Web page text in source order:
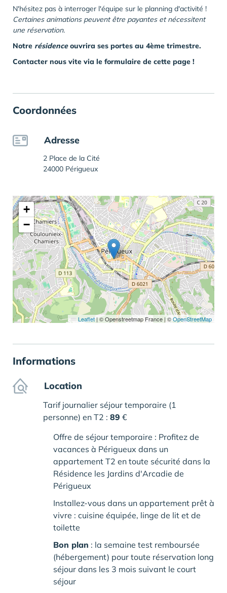
N'hésitez pas à interroger l'équipe sur le planning d'activité !
Certaines animations peuvent être payantes et nécessitent
une réservation.
Notre résidenceouvrira ses portes au 4ème trimestre.
Contacter nous vite via le formulaire de cette page !
Coordonnées
Adresse
2 Place de la Cité
24000 Périgueux
+
−
Leaflet|© Openstreetmap France | ©OpenStreetMap
Informations
Location
Tarif journalier séjour temporaire (1
personne) en T2 : 89 €
Offre de séjour temporaire : Profitez de
vacances à Périgueux dans un
appartement T2 en toute sécurité dans la
Résidence les Jardins d'Arcadie de
Périgueux
Installez-vous dans un appartement prêt à
vivre : cuisine équipée, linge de lit et de
toilette
Bon plan : la semaine test remboursée
(hébergement) pour toute réservation long
séjour dans les 3 mois suivant le court
séjour